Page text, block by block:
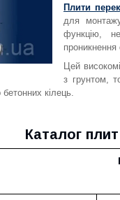
Плити
для
функцію,
проникнення
Цей
з грунтом,
кілець.
Каталог